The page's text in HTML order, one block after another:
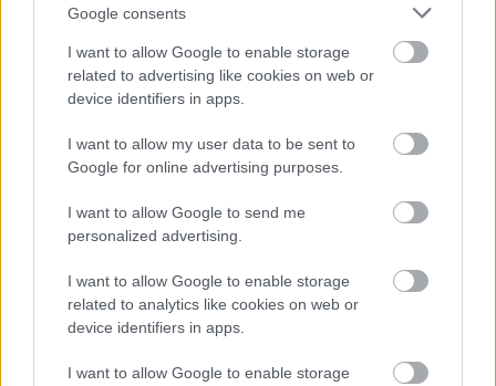
Google consents
I want to allow Google to enable storage
related to advertising like cookies on web or
device identifiers in apps.
I want to allow my user data to be sent to
Google for online advertising purposes.
I want to allow Google to send me
personalized advertising.
I want to allow Google to enable storage
related to analytics like cookies on web or
device identifiers in apps.
I want to allow Google to enable storage
„Tudtam, hogy nem fogja időben megetetni a gyerekeket
és minden borul” – Control freak vagy, vagy csak a férjed
megbízhatatlan?
4 csillagjegy, aki a legnehezebb helyzetekből is képes
BIEN.HU HOROSZKÓP